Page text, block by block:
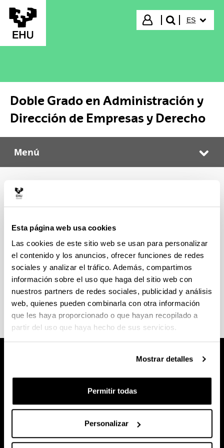
Esta página web usa cookies
Las cookies de este sitio web se usan para personalizar
el contenido y los anuncios, ofrecer funciones de redes
sociales y analizar el tráfico. Además, compartimos
información sobre el uso que haga del sitio web con
nuestros partners de redes sociales, publicidad y análisis
web, quienes pueden combinarla con otra información
que les haya proporcionado o que hayan recopilado a
partir del uso que haya hecho de sus servicios.
Mostrar detalles
Permitir todas
Personalizar
Saltar al contenido principal
Iniciar sesión
buscar"
ES
Doble Grado en Administración y
Dirección de Empresas y Derecho
Doble Grado en Administración y Dirección de Empresas y Derecho
Menú
Plan de estudio
Competencias adquiridas
Al finalizar este Doble Grado habrás adquirido las
competencias del Grado en Administración y
Dirección de Empresasy delGrado en Derecho.